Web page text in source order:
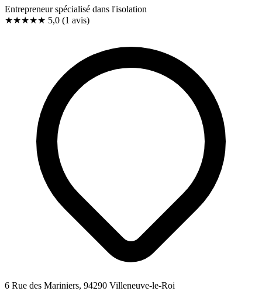
Entrepreneur spécialisé dans l'isolation
★★★★★ 5,0 (1 avis)
6 Rue des Mariniers, 94290 Villeneuve-le-Roi